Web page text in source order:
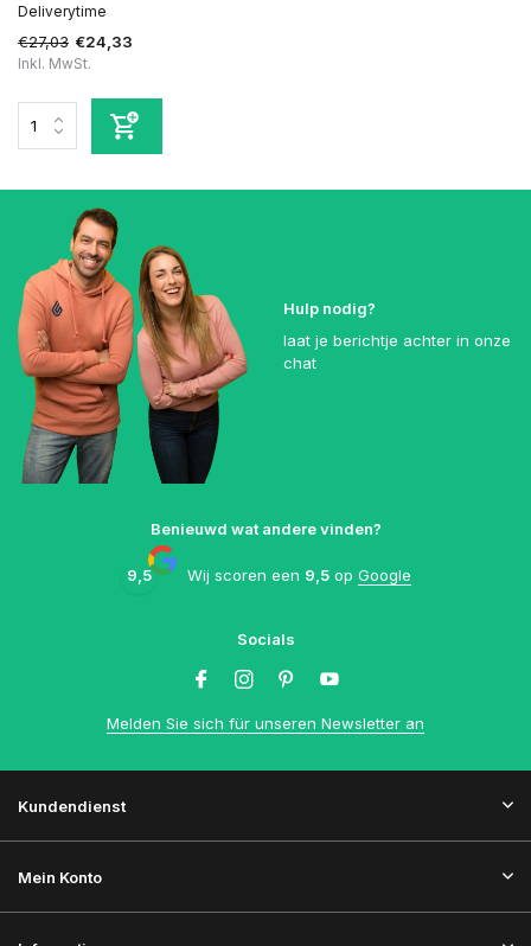
Deliverytime
€27,03 €24,33
Inkl. MwSt.
Hulp nodig?
laat je berichtje achter in onze
chat
Benieuwd wat andere vinden?
9,5 Wij scoren een 9,5 op Google
Socials
Melden Sie sich für unseren Newsletter an
Kundendienst
Mein Konto